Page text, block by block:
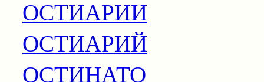
ОСТИАРИИ
ОСТИАРИЙ
ОСТИНАТО